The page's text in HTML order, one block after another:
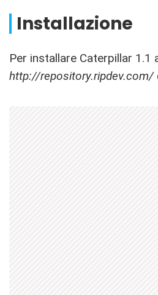
Installazione
Per installare Caterpillar 1.1
http://repository.ripdev.com/